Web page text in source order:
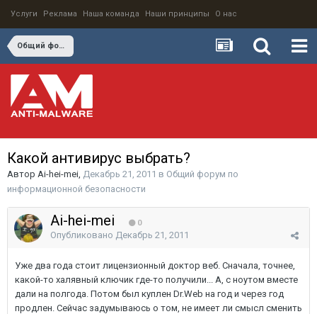
Услуги Реклама Наша команда Наши принципы О нас
Общий форум по информационной безопасности
Какой антивирус выбрать?
Автор Ai-hei-mei, Декабрь 21, 2011 в Общий форум по
информационной безопасности
Ai-hei-mei 0
Опубликовано Декабрь 21, 2011
Уже два года стоит лицензионный доктор веб. Сначала, точнее,
какой-то халявный ключик где-то получили... А, с ноутом вместе
дали на полгода. Потом был куплен Dr.Web на год и через год
продлен. Сейчас задумываюсь о том, не имеет ли смысл сменить